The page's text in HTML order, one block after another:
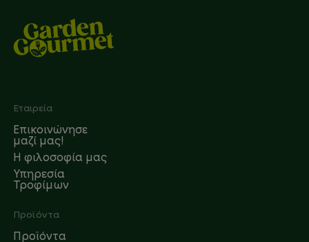
Footer
Εταιρεία
Επικοινώνησε
μαζί μας!
Η φιλοσοφία μας
Υπηρεσία
Τροφίμων
Προϊόντα
Προϊόντα